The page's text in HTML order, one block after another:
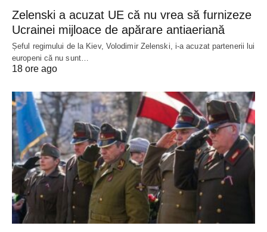
Zelenski a acuzat UE că nu vrea să furnizeze
Ucrainei mijloace de apărare antiaeriană
Șeful regimului de la Kiev, Volodimir Zelenski, i-a acuzat partenerii lui
europeni că nu sunt…
18 ore ago